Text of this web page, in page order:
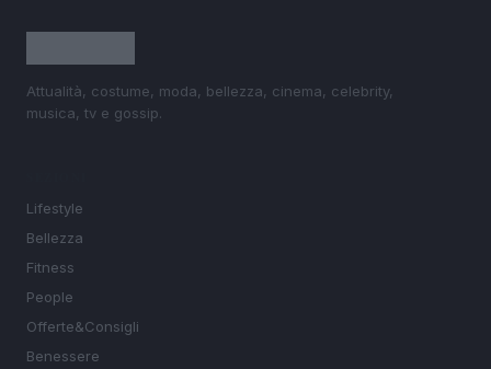
Attualità, costume, moda, bellezza, cinema, celebrity,
musica, tv e gossip.
Lifestyle
Bellezza
Fitness
People
Offerte&Consigli
Benessere